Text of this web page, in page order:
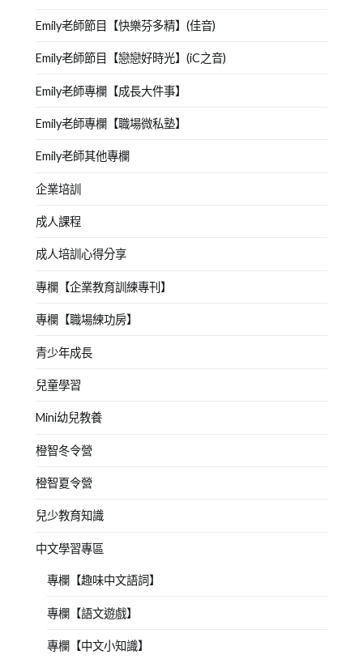
Emily老師節目【快樂芬多精】(佳音)
Emily老師節目【戀戀好時光】(iC之音)
Emily老師專欄【成長大件事】
Emily老師專欄【職場微私塾】
Emily老師其他專欄
企業培訓
成人課程
成人培訓心得分享
專欄【企業教育訓練專刊】
專欄【職場練功房】
青少年成長
兒童學習
Mini幼兒教養
橙智冬令營
橙智夏令營
兒少教育知識
中文學習專區
專欄【趣味中文語詞】
專欄【語文遊戲】
專欄【中文小知識】